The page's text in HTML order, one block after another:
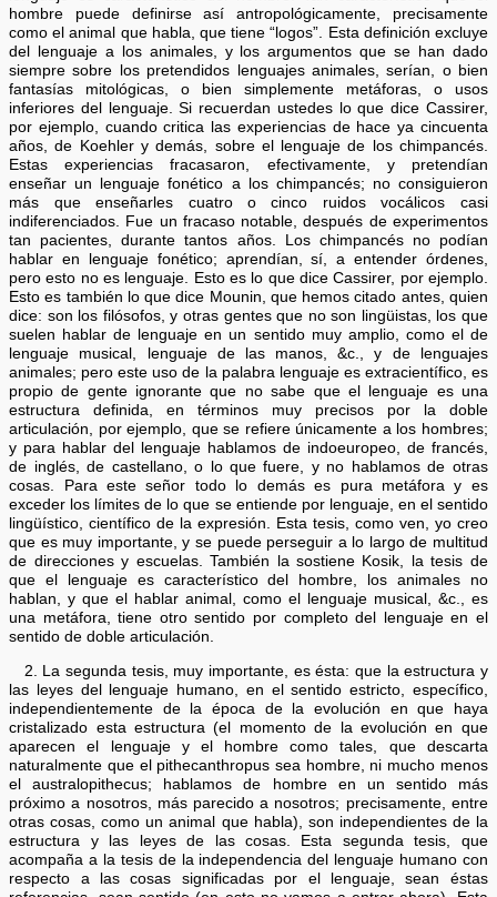
hombre puede definirse así antropológicamente, precisamente
como el animal que habla, que tiene “logos”. Esta definición excluye
del lenguaje a los animales, y los argumentos que se han dado
siempre sobre los pretendidos lenguajes animales, serían, o bien
fantasías mitológicas, o bien simplemente metáforas, o usos
inferiores del lenguaje. Si recuerdan ustedes lo que dice Cassirer,
por ejemplo, cuando critica las experiencias de hace ya cincuenta
años, de Koehler y demás, sobre el lenguaje de los chimpancés.
Estas experiencias fracasaron, efectivamente, y pretendían
enseñar un lenguaje fonético a los chimpancés; no consiguieron
más que enseñarles cuatro o cinco ruidos vocálicos casi
indiferenciados. Fue un fracaso notable, después de experimentos
tan pacientes, durante tantos años. Los chimpancés no podían
hablar en lenguaje fonético; aprendían, sí, a entender órdenes,
pero esto no es lenguaje. Esto es lo que dice Cassirer, por ejemplo.
Esto es también lo que dice Mounin, que hemos citado antes, quien
dice: son los filósofos, y otras gentes que no son lingüistas, los que
suelen hablar de lenguaje en un sentido muy amplio, como el de
lenguaje musical, lenguaje de las manos, &c., y de lenguajes
animales; pero este uso de la palabra lenguaje es extracientífico, es
propio de gente ignorante que no sabe que el lenguaje es una
estructura definida, en términos muy precisos por la doble
articulación, por ejemplo, que se refiere únicamente a los hombres;
y para hablar del lenguaje hablamos de indoeuropeo, de francés,
de inglés, de castellano, o lo que fuere, y no hablamos de otras
cosas. Para este señor todo lo demás es pura metáfora y es
exceder los límites de lo que se entiende por lenguaje, en el sentido
lingüístico, científico de la expresión. Esta tesis, como ven, yo creo
que es muy importante, y se puede perseguir a lo largo de multitud
de direcciones y escuelas. También la sostiene Kosik, la tesis de
que el lenguaje es característico del hombre, los animales no
hablan, y que el hablar animal, como el lenguaje musical, &c., es
una metáfora, tiene otro sentido por completo del lenguaje en el
sentido de doble articulación.
2. La segunda tesis, muy importante, es ésta: que la estructura y
las leyes del lenguaje humano, en el sentido estricto, específico,
independientemente de la época de la evolución en que haya
cristalizado esta estructura (el momento de la evolución en que
aparecen el lenguaje y el hombre como tales, que descarta
naturalmente que el pithecanthropus sea hombre, ni mucho menos
el australopithecus; hablamos de hombre en un sentido más
próximo a nosotros, más parecido a nosotros; precisamente, entre
otras cosas, como un animal que habla), son independientes de la
estructura y las leyes de las cosas. Esta segunda tesis, que
acompaña a la tesis de la independencia del lenguaje humano con
respecto a las cosas significadas por el lenguaje, sean éstas